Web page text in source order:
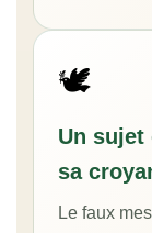
🕊️
Un
sa
Le faux